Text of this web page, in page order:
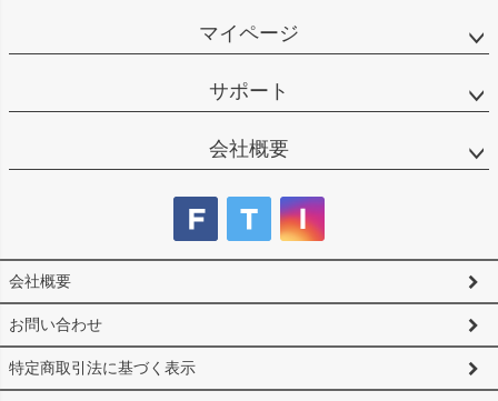
マイページ
サポート
会社概要
会社概要
お問い合わせ
特定商取引法に基づく表示